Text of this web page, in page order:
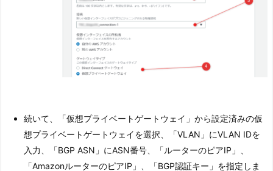
続いて、「仮想プライベートゲートウェイ」から設定済みの仮
想プライベートゲートウェイを選択、「VLAN」にVLAN IDを
入力、「BGP ASN」にASN番号、「ルーターのピアIP」、
「AmazonルーターのピアIP」、「BGP認証キー」を指定しま